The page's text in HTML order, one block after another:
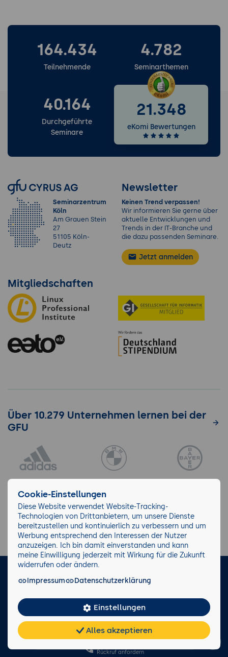
164.434
Teilnehmende
4.782
Seminarthemen
40.164
Durchgeführte
Seminare
21.348
eKomi Bewertungen
Seminarzentrum
Köln
Am Grauen Stein
27
51105 Köln-
Deutz
Newsletter
Keinen Trend verpassen!
Wir informieren Sie gerne über
aktuelle Entwicklungen und
Trends in der IT-Branche und
die dazu passenden Seminare.
Jetzt anmelden
Mitgliedschaften
Über 10.279 Unternehmen lernen bei der
GFU
LinkedInInstagramFacebook
Impressum/AGB Datenschutz
Facts
Rückruf anfordern
Teilen FAQ Cookies
Cookie-Einstellungen
Diese Website verwendet Website-Tracking-
Technologien von Drittanbietern, um unsere Dienste
bereitzustellen und kontinuierlich zu verbessern und um
Werbung entsprechend den Interessen der Nutzer
anzuzeigen. Ich bin damit einverstanden und kann
meine Einwilligung jederzeit mit Wirkung für die Zukunft
widerrufen oder ändern.
Impressum
Datenschutzerklärung
Einstellungen
Alles akzeptieren